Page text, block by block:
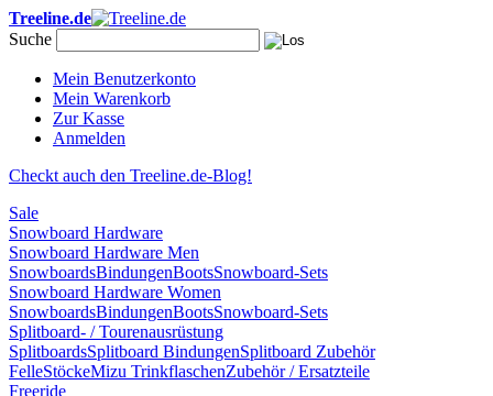
Treeline.de
Suche
Mein Benutzerkonto
Mein Warenkorb
Zur Kasse
Anmelden
Checkt auch den Treeline.de-Blog!
Sale
Snowboard Hardware
Snowboard Hardware Men
SnowboardsBindungenBootsSnowboard-Sets
Snowboard Hardware Women
SnowboardsBindungenBootsSnowboard-Sets
Splitboard- / Tourenausrüstung
SplitboardsSplitboard BindungenSplitboard Zubehör
FelleStöckeMizu TrinkflaschenZubehör / Ersatzteile
Freeride